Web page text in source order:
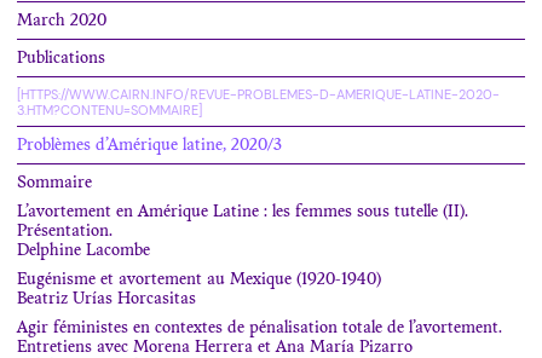
March 2020
Publications
[HTTPS://WWW.CAIRN.INFO/REVUE-PROBLEMES-D-AMERIQUE-LATINE-2020-
3.HTM?CONTENU=SOMMAIRE]
Problèmes d’Amérique latine, 2020/3
Sommaire
L’avortement en Amérique Latine : les femmes sous tutelle (II).
Présentation.
Delphine Lacombe
Eugénisme et avortement au Mexique (1920-1940)
Beatriz Urías Horcasitas
Agir féministes en contextes de pénalisation totale de l’avortement.
Entretiens avec Morena Herrera et Ana María Pizarro